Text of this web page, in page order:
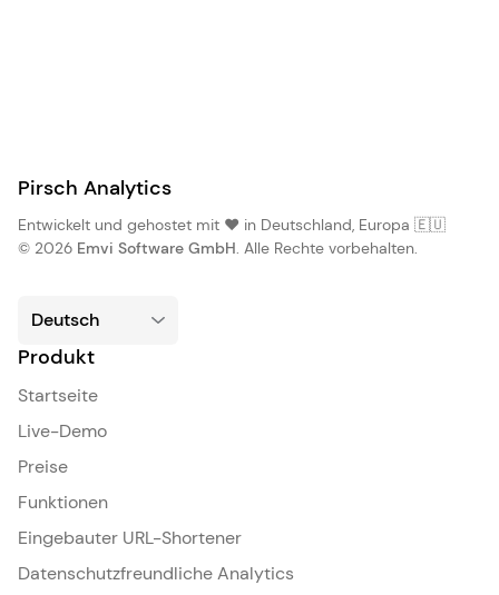
Pirsch Analytics
Entwickelt und gehostet mit ❤️ in Deutschland, Europa 🇪🇺
© 2026 Emvi Software GmbH. Alle Rechte vorbehalten.
Produkt
Startseite
Live-Demo
Preise
Funktionen
Eingebauter URL-Shortener
Datenschutzfreundliche Analytics